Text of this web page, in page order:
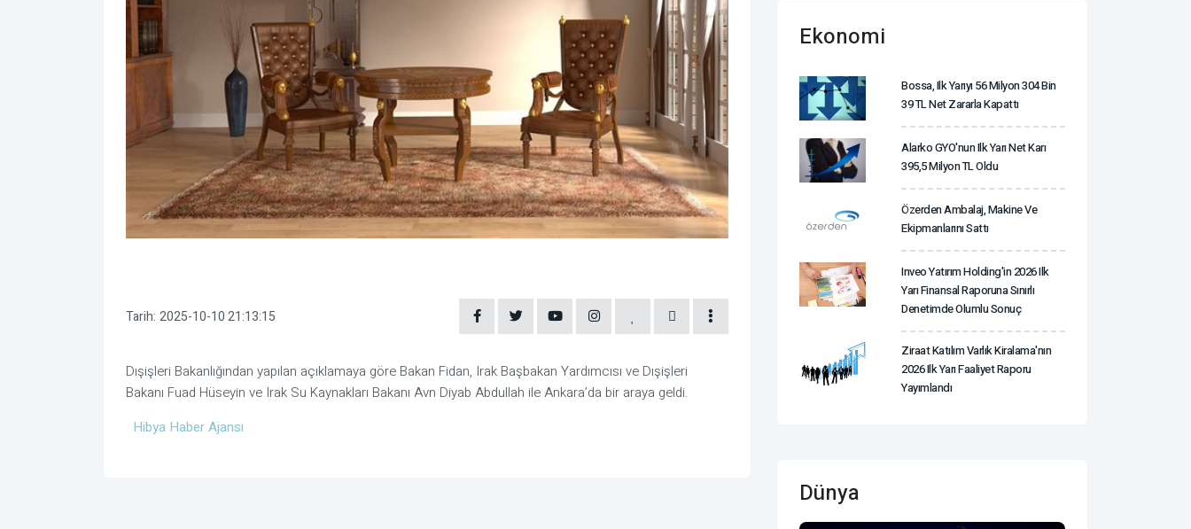
Tarih: 2025-10-10 21:13:15
Dışişleri Bakanlığından yapılan açıklamaya göre Bakan Fidan, Irak Başbakan Yardımcısı ve Dışişleri
Bakanı Fuad Hüseyin ve Irak Su Kaynakları Bakanı Avn Diyab Abdullah ile Ankara’da bir araya geldi.
Hibya Haber Ajansı
Ekonomi
Bossa, Ilk Yarıyı 56 Milyon 304 Bin
39 TL Net Zararla Kapattı
Alarko GYO'nun Ilk Yarı Net Karı
395,5 Milyon TL Oldu
Özerden Ambalaj, Makine Ve
Ekipmanlarını Sattı
Inveo Yatırım Holding'in 2026 Ilk
Yarı Finansal Raporuna Sınırlı
Denetimde Olumlu Sonuç
Ziraat Katılım Varlık Kiralama'nın
2026 Ilk Yarı Faaliyet Raporu
Yayımlandı
Dünya